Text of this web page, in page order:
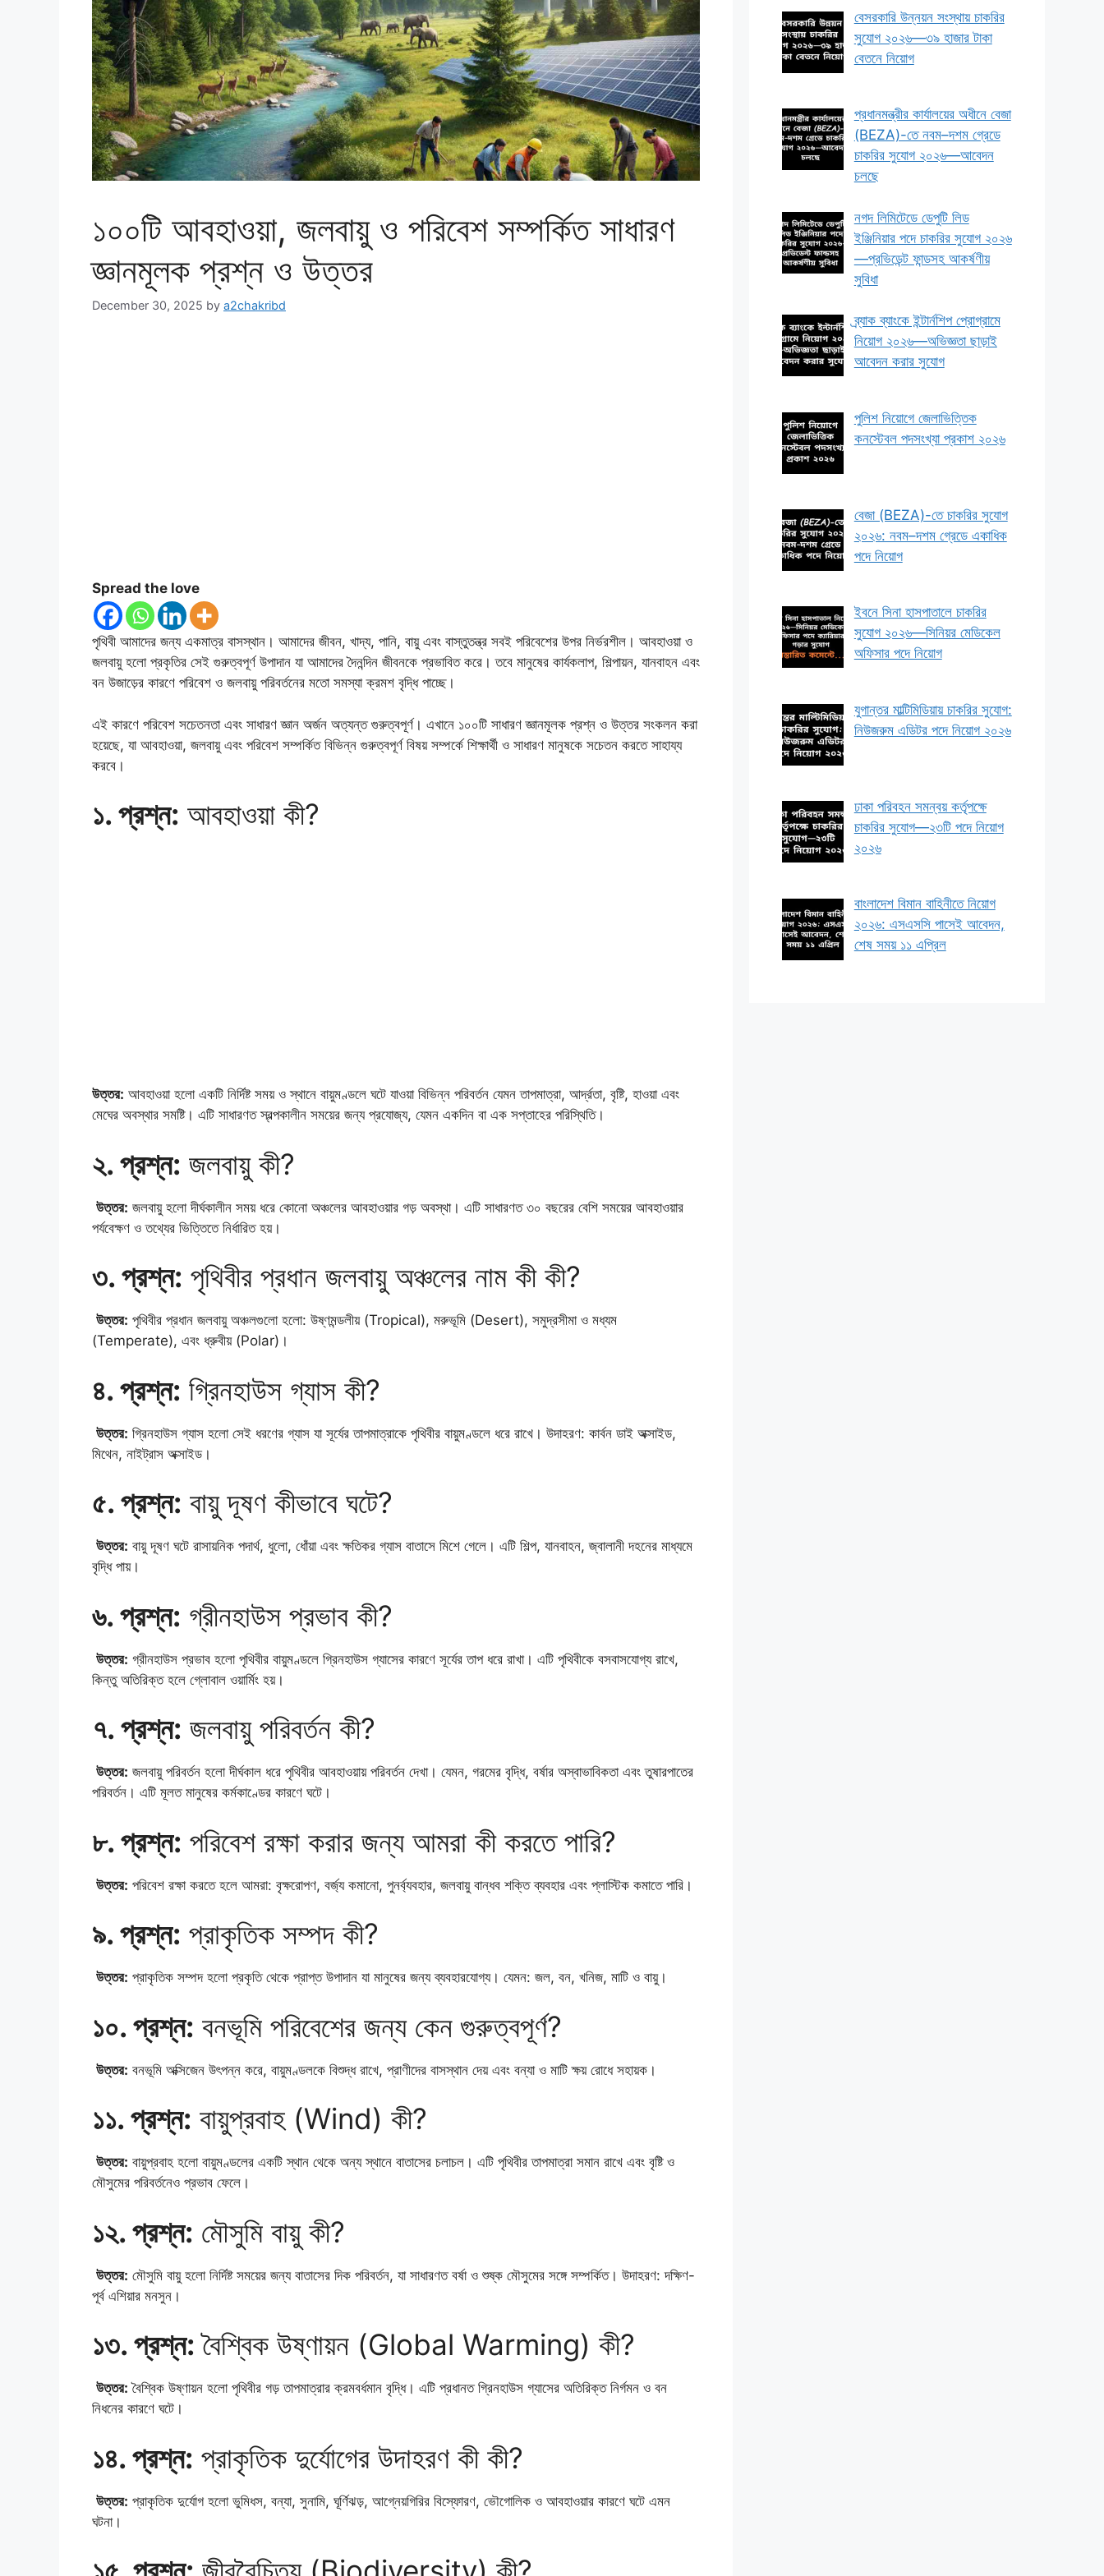
১০০টি আবহাওয়া, জলবায়ু ও পরিবেশ সম্পর্কিত সাধারণ
জ্ঞানমূলক প্রশ্ন ও উত্তর
December 30, 2025 by a2chakribd
Spread the love
পৃথিবী আমাদের জন্য একমাত্র বাসস্থান। আমাদের জীবন, খাদ্য, পানি, বায়ু এবং বাস্তুতন্ত্র সবই পরিবেশের উপর নির্ভরশীল। আবহাওয়া ও
জলবায়ু হলো প্রকৃতির সেই গুরুত্বপূর্ণ উপাদান যা আমাদের দৈনন্দিন জীবনকে প্রভাবিত করে। তবে মানুষের কার্যকলাপ, শিল্পায়ন, যানবাহন এবং
বন উজাড়ের কারণে পরিবেশ ও জলবায়ু পরিবর্তনের মতো সমস্যা ক্রমশ বৃদ্ধি পাচ্ছে।
এই কারণে পরিবেশ সচেতনতা এবং সাধারণ জ্ঞান অর্জন অত্যন্ত গুরুত্বপূর্ণ। এখানে ১০০টি সাধারণ জ্ঞানমূলক প্রশ্ন ও উত্তর সংকলন করা
হয়েছে, যা আবহাওয়া, জলবায়ু এবং পরিবেশ সম্পর্কিত বিভিন্ন গুরুত্বপূর্ণ বিষয় সম্পর্কে শিক্ষার্থী ও সাধারণ মানুষকে সচেতন করতে সাহায্য
করবে।
১. প্রশ্ন: আবহাওয়া কী?
উত্তর: আবহাওয়া হলো একটি নির্দিষ্ট সময় ও স্থানে বায়ুমণ্ডলে ঘটে যাওয়া বিভিন্ন পরিবর্তন যেমন তাপমাত্রা, আর্দ্রতা, বৃষ্টি, হাওয়া এবং
মেঘের অবস্থার সমষ্টি। এটি সাধারণত স্বল্পকালীন সময়ের জন্য প্রযোজ্য, যেমন একদিন বা এক সপ্তাহের পরিস্থিতি।
২. প্রশ্ন: জলবায়ু কী?
উত্তর: জলবায়ু হলো দীর্ঘকালীন সময় ধরে কোনো অঞ্চলের আবহাওয়ার গড় অবস্থা। এটি সাধারণত ৩০ বছরের বেশি সময়ের আবহাওয়ার
পর্যবেক্ষণ ও তথ্যের ভিত্তিতে নির্ধারিত হয়।
৩. প্রশ্ন: পৃথিবীর প্রধান জলবায়ু অঞ্চলের নাম কী কী?
উত্তর: পৃথিবীর প্রধান জলবায়ু অঞ্চলগুলো হলো: উষ্ণমন্ডলীয় (Tropical), মরুভূমি (Desert), সমুদ্রসীমা ও মধ্যম
(Temperate), এবং ধ্রুবীয় (Polar)।
৪. প্রশ্ন: গ্রিনহাউস গ্যাস কী?
উত্তর: গ্রিনহাউস গ্যাস হলো সেই ধরণের গ্যাস যা সূর্যের তাপমাত্রাকে পৃথিবীর বায়ুমণ্ডলে ধরে রাখে। উদাহরণ: কার্বন ডাই অক্সাইড,
মিথেন, নাইট্রাস অক্সাইড।
৫. প্রশ্ন: বায়ু দূষণ কীভাবে ঘটে?
উত্তর: বায়ু দূষণ ঘটে রাসায়নিক পদার্থ, ধুলো, ধোঁয়া এবং ক্ষতিকর গ্যাস বাতাসে মিশে গেলে। এটি শিল্প, যানবাহন, জ্বালানী দহনের মাধ্যমে
বৃদ্ধি পায়।
৬. প্রশ্ন: গ্রীনহাউস প্রভাব কী?
উত্তর: গ্রীনহাউস প্রভাব হলো পৃথিবীর বায়ুমণ্ডলে গ্রিনহাউস গ্যাসের কারণে সূর্যের তাপ ধরে রাখা। এটি পৃথিবীকে বসবাসযোগ্য রাখে,
কিন্তু অতিরিক্ত হলে গ্লোবাল ওয়ার্মিং হয়।
৭. প্রশ্ন: জলবায়ু পরিবর্তন কী?
উত্তর: জলবায়ু পরিবর্তন হলো দীর্ঘকাল ধরে পৃথিবীর আবহাওয়ায় পরিবর্তন দেখা। যেমন, গরমের বৃদ্ধি, বর্ষার অস্বাভাবিকতা এবং তুষারপাতের
পরিবর্তন। এটি মূলত মানুষের কর্মকাণ্ডের কারণে ঘটে।
৮. প্রশ্ন: পরিবেশ রক্ষা করার জন্য আমরা কী করতে পারি?
উত্তর: পরিবেশ রক্ষা করতে হলে আমরা: বৃক্ষরোপণ, বর্জ্য কমানো, পুনর্ব্যবহার, জলবায়ু বান্ধব শক্তি ব্যবহার এবং প্লাস্টিক কমাতে পারি।
৯. প্রশ্ন: প্রাকৃতিক সম্পদ কী?
উত্তর: প্রাকৃতিক সম্পদ হলো প্রকৃতি থেকে প্রাপ্ত উপাদান যা মানুষের জন্য ব্যবহারযোগ্য। যেমন: জল, বন, খনিজ, মাটি ও বায়ু।
১০. প্রশ্ন: বনভূমি পরিবেশের জন্য কেন গুরুত্বপূর্ণ?
উত্তর: বনভূমি অক্সিজেন উৎপন্ন করে, বায়ুমণ্ডলকে বিশুদ্ধ রাখে, প্রাণীদের বাসস্থান দেয় এবং বন্যা ও মাটি ক্ষয় রোধে সহায়ক।
১১. প্রশ্ন: বায়ুপ্রবাহ (Wind) কী?
উত্তর: বায়ুপ্রবাহ হলো বায়ুমণ্ডলের একটি স্থান থেকে অন্য স্থানে বাতাসের চলাচল। এটি পৃথিবীর তাপমাত্রা সমান রাখে এবং বৃষ্টি ও
মৌসুমের পরিবর্তনেও প্রভাব ফেলে।
১২. প্রশ্ন: মৌসুমি বায়ু কী?
উত্তর: মৌসুমি বায়ু হলো নির্দিষ্ট সময়ের জন্য বাতাসের দিক পরিবর্তন, যা সাধারণত বর্ষা ও শুষ্ক মৌসুমের সঙ্গে সম্পর্কিত। উদাহরণ: দক্ষিণ-
পূর্ব এশিয়ার মনসুন।
১৩. প্রশ্ন:বৈশ্বিক উষ্ণায়ন (Global Warming) কী?
উত্তর: বৈশ্বিক উষ্ণায়ন হলো পৃথিবীর গড় তাপমাত্রার ক্রমবর্ধমান বৃদ্ধি। এটি প্রধানত গ্রিনহাউস গ্যাসের অতিরিক্ত নির্গমন ও বন
নিধনের কারণে ঘটে।
১৪. প্রশ্ন: প্রাকৃতিক দুর্যোগের উদাহরণ কী কী?
উত্তর: প্রাকৃতিক দুর্যোগ হলো ভুমিধস, বন্যা, সুনামি, ঘূর্ণিঝড়, আগ্নেয়গিরির বিস্ফোরণ, ভৌগোলিক ও আবহাওয়ার কারণে ঘটে এমন
ঘটনা।
বেসরকারি উন্নয়ন সংস্থায় চাকরির
সুযোগ ২০২৬—৩৯ হাজার টাকা
বেতনে নিয়োগ
প্রধানমন্ত্রীর কার্যালয়ের অধীনে বেজা
(BEZA)-তে নবম–দশম গ্রেডে
চাকরির সুযোগ ২০২৬—আবেদন
চলছে
নগদ লিমিটেডে ডেপুটি লিড
ইঞ্জিনিয়ার পদে চাকরির সুযোগ ২০২৬
—প্রভিডেন্ট ফান্ডসহ আকর্ষণীয়
সুবিধা
ব্র্যাক ব্যাংকে ইন্টার্নশিপ প্রোগ্রামে
নিয়োগ ২০২৬—অভিজ্ঞতা ছাড়াই
আবেদন করার সুযোগ
পুলিশ নিয়োগে জেলাভিত্তিক
কনস্টেবল পদসংখ্যা প্রকাশ ২০২৬
বেজা (BEZA)-তে চাকরির সুযোগ
২০২৬: নবম–দশম গ্রেডে একাধিক
পদে নিয়োগ
ইবনে সিনা হাসপাতালে চাকরির
সুযোগ ২০২৬—সিনিয়র মেডিকেল
অফিসার পদে নিয়োগ
যুগান্তর মাল্টিমিডিয়ায় চাকরির সুযোগ:
নিউজরুম এডিটর পদে নিয়োগ ২০২৬
ঢাকা পরিবহন সমন্বয় কর্তৃপক্ষে
চাকরির সুযোগ—২৩টি পদে নিয়োগ
২০২৬
বাংলাদেশ বিমান বাহিনীতে নিয়োগ
২০২৬: এসএসসি পাসেই আবেদন,
শেষ সময় ১১ এপ্রিল